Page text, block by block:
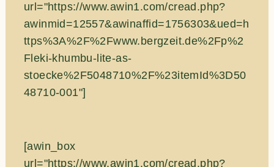
url="https://www.awin1.com/cread.php?
awinmid=12557&awinaffid=1756303&ued=h
ttps%3A%2F%2Fwww.bergzeit.de%2Fp%2
Fleki-khumbu-lite-as-
stoecke%2F5048710%2F%23itemId%3D50
48710-001"]
[awin_box
url="https://www.awin1.com/cread.php?